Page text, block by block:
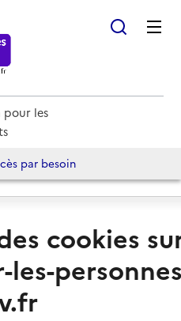
les
par besoin
Vilaine (35)
Rennes
cookies